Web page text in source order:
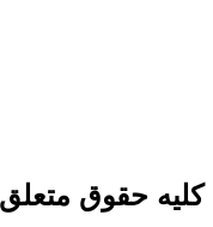
کلیه حقوق